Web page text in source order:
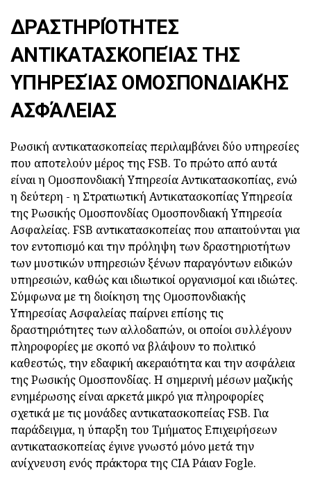
ΔΡΑΣΤΗΡΙΌΤΗΤΕΣ
ΑΝΤΙΚΑΤΑΣΚΟΠΕΊΑΣ ΤΗΣ
ΥΠΗΡΕΣΊΑΣ ΟΜΟΣΠΟΝΔΙΑΚΉΣ
ΑΣΦΆΛΕΙΑΣ
Ρωσική αντικατασκοπείας περιλαμβάνει δύο υπηρεσίες
που αποτελούν μέρος της FSB. Το πρώτο από αυτά
είναι η Ομοσπονδιακή Υπηρεσία Αντικατασκοπίας, ενώ
η δεύτερη - η Στρατιωτική Αντικατασκοπίας Υπηρεσία
της Ρωσικής Ομοσπονδίας Ομοσπονδιακή Υπηρεσία
Ασφαλείας. FSB αντικατασκοπείας που απαιτούνται για
τον εντοπισμό και την πρόληψη των δραστηριοτήτων
των μυστικών υπηρεσιών ξένων παραγόντων ειδικών
υπηρεσιών, καθώς και ιδιωτικοί οργανισμοί και ιδιώτες.
Σύμφωνα με τη διοίκηση της Ομοσπονδιακής
Υπηρεσίας Ασφαλείας παίρνει επίσης τις
δραστηριότητες των αλλοδαπών, οι οποίοι συλλέγουν
πληροφορίες με σκοπό να βλάψουν το πολιτικό
καθεστώς, την εδαφική ακεραιότητα και την ασφάλεια
της Ρωσικής Ομοσπονδίας. Η σημερινή μέσων μαζικής
ενημέρωσης είναι αρκετά μικρό για πληροφορίες
σχετικά με τις μονάδες αντικατασκοπείας FSB. Για
παράδειγμα, η ύπαρξη του Τμήματος Επιχειρήσεων
αντικατασκοπείας έγινε γνωστό μόνο μετά την
ανίχνευση ενός πράκτορα της CIA Ράιαν Fogle.